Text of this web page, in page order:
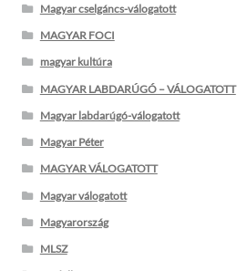
Magyar cselgáncs-válogatott
MAGYAR FOCI
magyar kultúra
MAGYAR LABDARÚGÓ – VÁLOGATOTT
Magyar labdarúgó-válogatott
Magyar Péter
MAGYAR VÁLOGATOTT
Magyar válogatott
Magyarország
MLSZ